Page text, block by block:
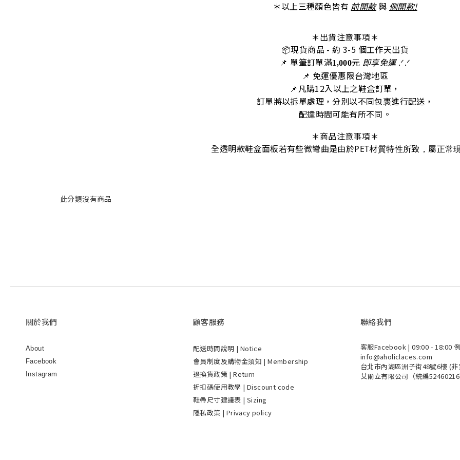
＊以上三種顏色皆有 前開款 與 側開款!
＊出貨注意事項＊
📦現貨商品 - 約 3-5 個工作天出貨
📌 單筆訂單滿1,000元 即享免運.ᐟ‪‪.ᐟ
📌 免運優惠限台灣地區
📌凡購12入以上之鞋盒訂單，
訂單將以拆單處理，分別以不同包裹進行配送，
配達時間可能有所不同。
＊商品注意事項＊
全透明款鞋盒面板若有些微彎曲是由於PET材質特性所致，屬正常
此分類沒有商品
關於我們
About
Facebook
Instagram
顧客服務
配送時間說明 | Notice
會員制度及購物金須知 | Membership
退換貨政策 | Return
折扣碼使用教學 | Discount code
鞋帶尺寸建議表 | Sizing
隱私政策 | Privacy policy
聯絡我們
客服Facebook | 09:00 - 18:00
info@aholiclaces.com
台北市內湖區洲子街48號6樓 (
艾爾立有限公司（統編